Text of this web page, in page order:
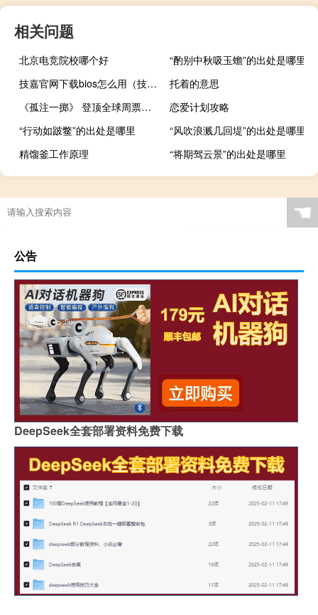
相关问题
北京电竞院校哪个好
“酌别中秋吸玉蟾”的出处是哪里
技嘉官网下载bios怎么用（技嘉app center怎么用）
托着的意思
《孤注一掷》 登顶全球周票房榜
恋爱计划攻略
“行动如跛鳖”的出处是哪里
“风吹浪溅几回堤”的出处是哪里
精馏釜工作原理
“将期驾云景”的出处是哪里
☚
公告
DeepSeek全套部署资料免费下载